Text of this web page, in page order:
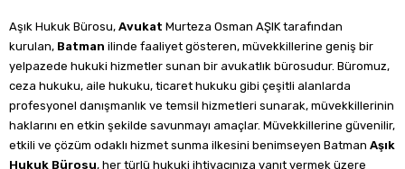
Aşık Hukuk Bürosu, Avukat Murteza Osman AŞIK tarafından
kurulan, Batman ilinde faaliyet gösteren, müvekkillerine geniş bir
yelpazede hukuki hizmetler sunan bir avukatlık bürosudur. Büromuz,
ceza hukuku, aile hukuku, ticaret hukuku gibi çeşitli alanlarda
profesyonel danışmanlık ve temsil hizmetleri sunarak, müvekkillerinin
haklarını en etkin şekilde savunmayı amaçlar. Müvekkillerine güvenilir,
etkili ve çözüm odaklı hizmet sunma ilkesini benimseyen Batman Aşık
Hukuk Bürosu, her türlü hukuki ihtiyacınıza yanıt vermek üzere